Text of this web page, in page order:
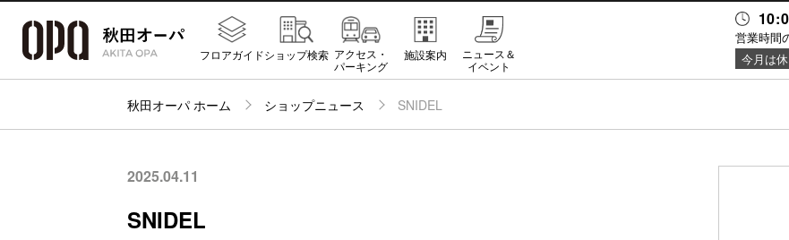
営業時間
今月は
フロアガイドショップ検索 アクセス・
パーキング
施設案内
ニュース＆
イベント
秋田オーパ ホーム ショップニュース SNIDEL
2025.04.11
SNIDEL